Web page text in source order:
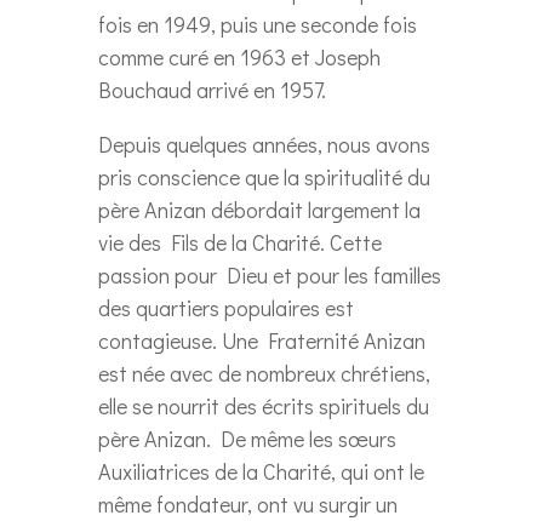
fois en 1949, puis une seconde fois
comme curé en 1963 et Joseph
Bouchaud arrivé en 1957.
Depuis quelques années, nous avons
pris conscience que la spiritualité du
père Anizan débordait largement la
vie des Fils de la Charité. Cette
passion pour Dieu et pour les familles
des quartiers populaires est
contagieuse. Une Fraternité Anizan
est née avec de nombreux chrétiens,
elle se nourrit des écrits spirituels du
père Anizan. De même les sœurs
Auxiliatrices de la Charité, qui ont le
même fondateur, ont vu surgir un